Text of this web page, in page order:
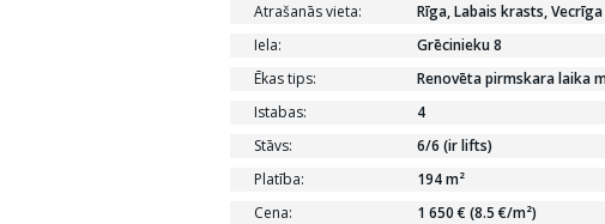
Atrašanās vieta:
Rīga, Labais krasts, Vecrīga
Iela:
Grēcinieku 8
Ēkas tips:
Renovēta pirmskara laika
Istabas:
4
Stāvs:
6/6 (ir lifts)
Platība:
194 m²
Cena:
1 650 € (8.5 €/m²)